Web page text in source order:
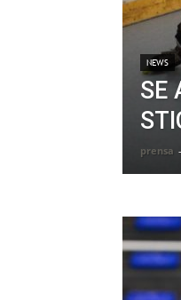
NEWS
SE
prensa -